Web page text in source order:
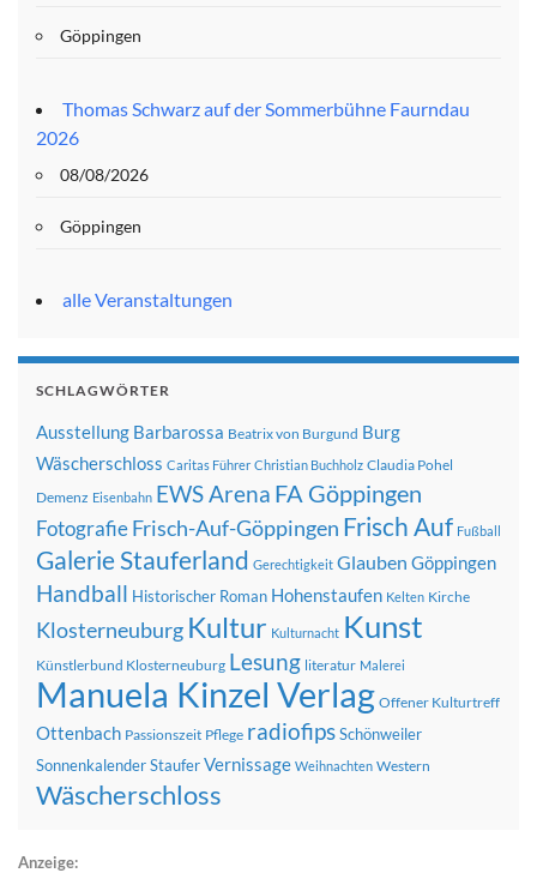
Göppingen
Thomas Schwarz auf der Sommerbühne Faurndau
2026
08/08/2026
Göppingen
alle Veranstaltungen
SCHLAGWÖRTER
Ausstellung Barbarossa Beatrix von Burgund Burg
Wäscherschloss Caritas Führer Christian Buchholz Claudia Pohel
Demenz Eisenbahn EWS Arena FA Göppingen
FotografieFrisch-Auf-Göppingen Frisch Auf Fußball
Galerie Stauferland Gerechtigkeit Glauben Göppingen
Handball Historischer Roman Hohenstaufen Kelten Kirche
Klosterneuburg Kultur Kulturnacht Kunst
Künstlerbund Klosterneuburg Lesung literatur Malerei
Manuela Kinzel Verlag Offener Kulturtreff
Ottenbach Passionszeit Pflege radiofipsSchönweiler
SonnenkalenderStauferVernissage Weihnachten Western
Wäscherschloss
Anzeige: